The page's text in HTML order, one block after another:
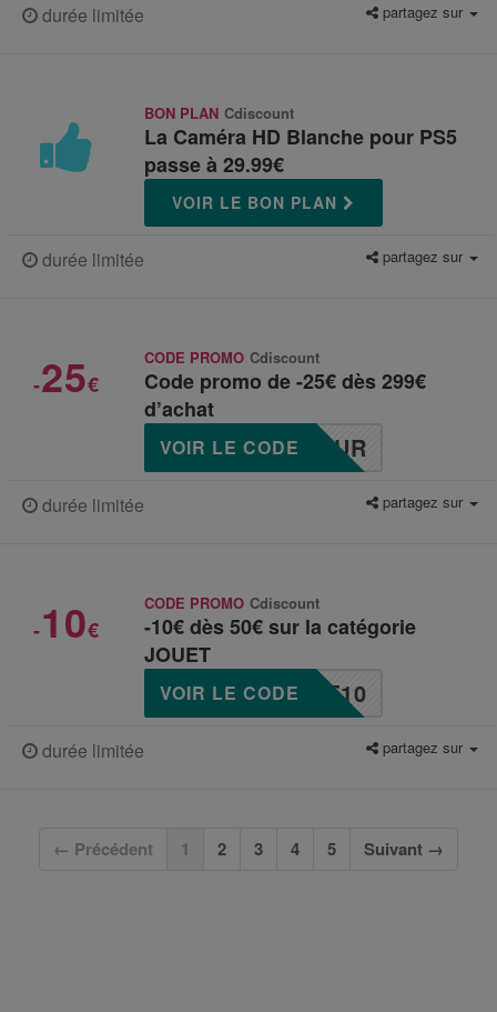
durée limitée partagez sur
BON PLAN Cdiscount
La Caméra HD Blanche pour PS5
passe à 29.99€
VOIR LE BON PLAN
durée limitée partagez sur
-25€
CODE PROMO Cdiscount
Code promo de -25€ dès 299€
d’achat
EUR
VOIR LE CODE
durée limitée partagez sur
-10€
CODE PROMO Cdiscount
-10€ dès 50€ sur la catégorie
JOUET
T10
VOIR LE CODE
durée limitée partagez sur
← Précédent 1 (current)
2 3 4 5 Suivant →